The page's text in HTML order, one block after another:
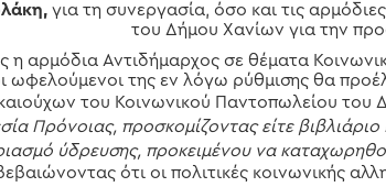
για τη συνεργασία, όσο και τις
του Δήμου Χανίων για την
η αρμόδια Αντιδήμαρχος σε θέματα
ωφελούμενοι της εν λόγω ρύθμισης θα
του Κοινωνικού Παντοπωλείου του
Πρόνοιας, προσκομίζοντας είτε
ύδρευσης, προκειμένου να
ότι οι πολιτικές κοινωνικής